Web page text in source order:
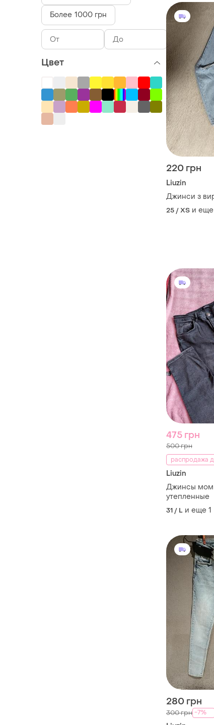
220 грн
Liuzin
Джинси з
25 / XS и еще
475 грн
500 грн
распродажа
Liuzin
Джинсы мом
утепленные
31 / L и еще 1
280 грн
300 грн -7%
Более 1000 грн
Цвет